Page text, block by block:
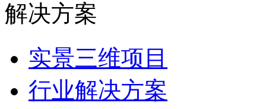
解决方案
实景三维项目
行业解决方案